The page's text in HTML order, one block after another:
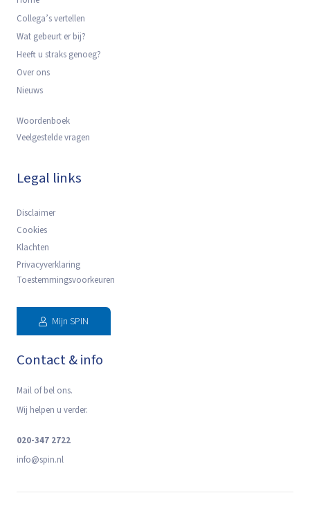
Collega’s vertellen
Wat gebeurt er bij?
Heeft u straks genoeg?
Over ons
Nieuws
Woordenboek
Veelgestelde vragen
Legal links
Disclaimer
Cookies
Klachten
Privacyverklaring
Toestemmingsvoorkeuren
Mijn SPIN
Contact & info
Mail of bel ons.
Wij helpen u verder.
020-347 2722
info@spin.nl